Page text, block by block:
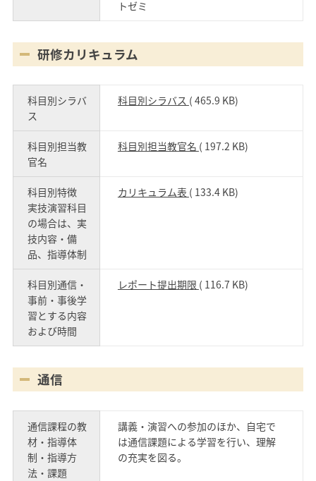
トゼミ
研修カリキュラム
科目別シラバ
ス
科目別シラバス ( 465.9 KB)
科目別担当教
官名
科目別担当教官名 ( 197.2 KB)
科目別特徴
実技演習科目
の場合は、実
技内容・備
品、指導体制
カリキュラム表 ( 133.4 KB)
科目別通信・
事前・事後学
習とする内容
および時間
レポート提出期限 ( 116.7 KB)
通信
通信課程の教
材・指導体
制・指導方
法・課題
講義・演習への参加のほか、自宅で
は通信課題による学習を行い、理解
の充実を図る。